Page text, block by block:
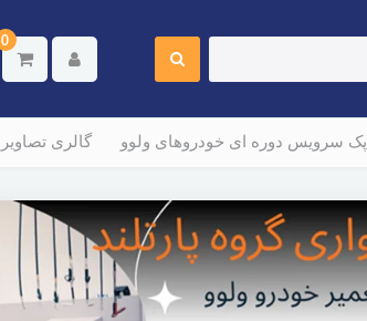
0
پک سرویس دوره ای خودروهای ولوو گالری تصاویر